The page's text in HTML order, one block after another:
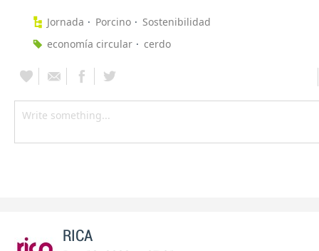
Jornada Porcino
Sostenibilidad
economía circular
cerdo
RICA